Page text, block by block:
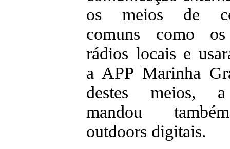
os meios de
comuns como
rádios locais e
a APP Marinha
destes meios, a
mandou
outdoors digitais.